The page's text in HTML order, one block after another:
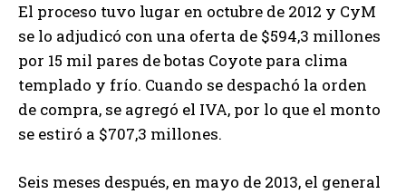
El proceso tuvo lugar en octubre de 2012 y CyM
se lo adjudicó con una oferta de $594,3 millones
por 15 mil pares de botas Coyote para clima
templado y frío. Cuando se despachó la orden
de compra, se agregó el IVA, por lo que el monto
se estiró a $707,3 millones.
Seis meses después, en mayo de 2013, el general